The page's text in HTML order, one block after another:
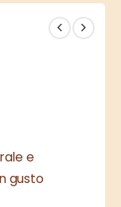
e
gusto